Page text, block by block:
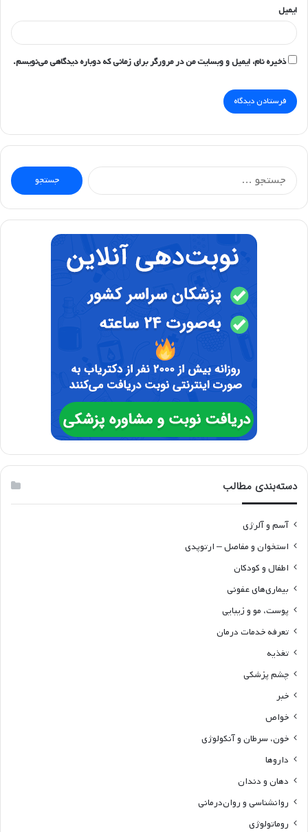
ایمیل
ذخیره نام، ایمیل و وبسایت من در مرورگر برای زمانی که دوباره دیدگاهی می‌نویسم.
جستجو
برای:
دسته‌بندی مطالب
آسم و آلرژی
استخوان و مفاصل – ارتوپدی
اطفال و کودکان
بیماری‌های عفونی
پوست، مو و زیبایی
تعرفه خدمات درمان
تغذیه
چشم پزشکی
خبر
خواص
خون، سرطان و آنکولوژی
داروها
دهان و دندان
روانشناسی و روان‌درمانی
روماتولوژی